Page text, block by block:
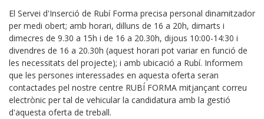
El Servei d'Inserció de Rubí Forma precisa personal dinamitzador
per medi obert; amb horari, dilluns de 16 a 20h, dimarts i
dimecres de 9.30 a 15h i de 16 a 20.30h, dijous 10:00-14:30 i
divendres de 16 a 20.30h (aquest horari pot variar en funció de
les necessitats del projecte); i amb ubicació a Rubí. Informem
que les persones interessades en aquesta oferta seran
contactades pel nostre centre RUBÍ FORMA mitjançant correu
electrònic per tal de vehicular la candidatura amb la gestió
d'aquesta oferta de treball.